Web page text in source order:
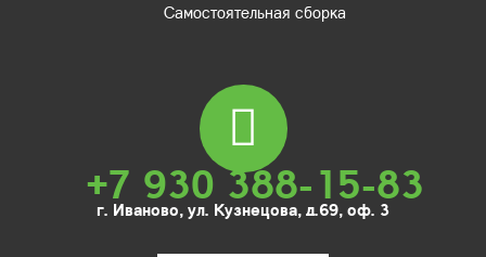
Самостоятельная сборка
+7 930 388-15-83
г. Иваново, ул. Кузнецова, д.69, оф. 3